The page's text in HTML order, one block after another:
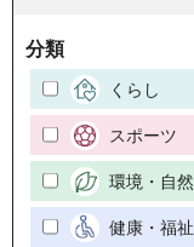
分類
くらし
スポーツ
環境・自然
健康・福祉